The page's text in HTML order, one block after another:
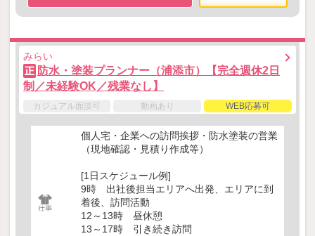
みらい
正 防水・塗装プランナー（浦添市）【完全週休2日
制／未経験OK／残業なし】
カジュアル面談可 動画あり WEB応募可
個人宅・企業への訪問挨拶・防水塗装の営業
（現地確認・見積り作成等）
[1日スケジュール例]
9時 出社後担当エリアへ出発、エリアに到
着後、訪問活動
12～13時 昼休憩
13～17時 引き続き訪問